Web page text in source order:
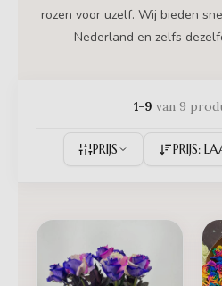
rozen voor uzelf. Wij bieden
Nederland en zelfs
1-9 van 9
PRIJS PRIJS: